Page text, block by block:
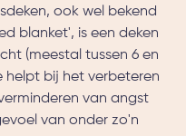
ook wel bekend
blanket', is een deken
(meestal tussen 6 en
helpt bij het verbeteren
van angst
van onder zo'n